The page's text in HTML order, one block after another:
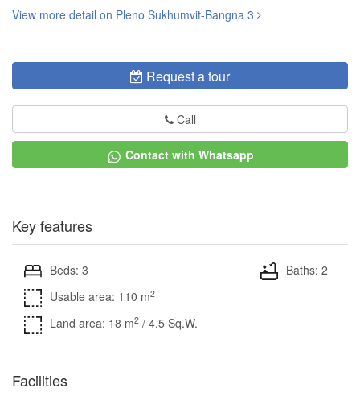
View more detail on Pleno Sukhumvit-Bangna 3
Request a tour
Call
Contact with Whatsapp
Key features
Beds: 3
Baths: 2
Usable area: 110 m2
Land area: 18 m2 / 4.5 Sq.W.
Facilities